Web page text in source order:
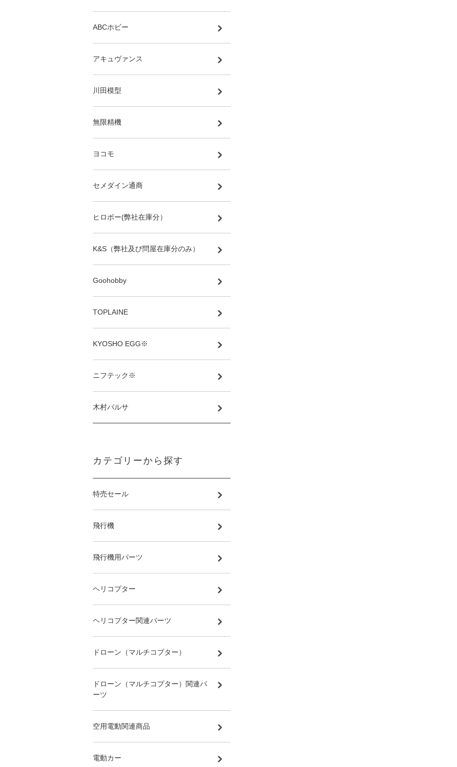
ABCホビー
アキュヴァンス
川田模型
無限精機
ヨコモ
セメダイン通商
ヒロボー(弊社在庫分）
K&S（弊社及び問屋在庫分のみ）
Goohobby
TOPLAINE
KYOSHO EGG※
ニフテック※
木村バルサ
カテゴリーから探す
特売セール
飛行機
飛行機用パーツ
ヘリコプター
ヘリコプター関連パーツ
ドローン（マルチコプター）
ドローン（マルチコプター）関連パ
ーツ
空用電動関連商品
電動カー